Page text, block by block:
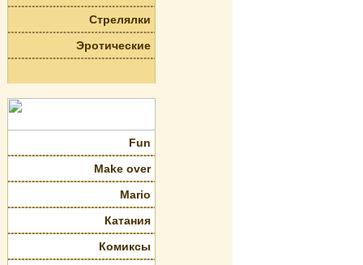
Стрелялки
Эротические
Fun
Make over
Mario
Катания
Комиксы